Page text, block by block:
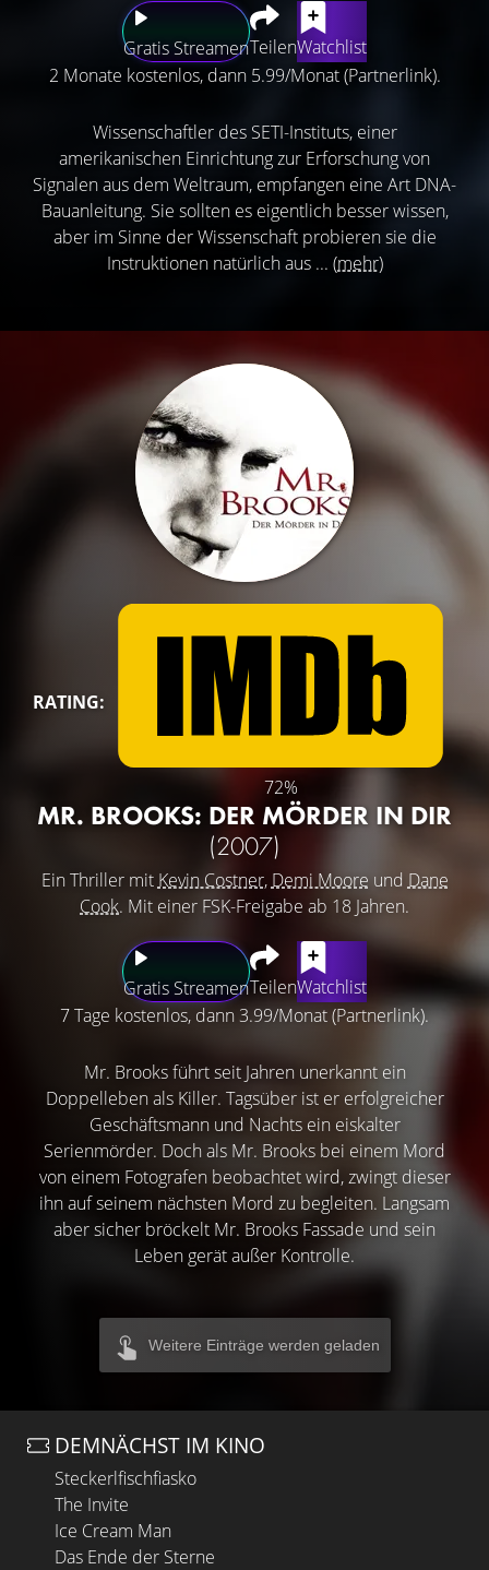
Gratis StreamenTeilenWatchlist
2 Monate kostenlos, dann 5.99/Monat (Partnerlink).
Wissenschaftler des SETI-Instituts, einer
amerikanischen Einrichtung zur Erforschung von
Signalen aus dem Weltraum, empfangen eine Art DNA-
Bauanleitung. Sie sollten es eigentlich besser wissen,
aber im Sinne der Wissenschaft probieren sie die
Instruktionen natürlich aus ... (mehr)
RATING:
72%
MR. BROOKS: DER MÖRDER IN DIR
(2007)
Ein Thriller mit Kevin Costner, Demi Moore und Dane
Cook. Mit einer FSK-Freigabe ab 18 Jahren.
Gratis StreamenTeilenWatchlist
7 Tage kostenlos, dann 3.99/Monat (Partnerlink).
Mr. Brooks führt seit Jahren unerkannt ein
Doppelleben als Killer. Tagsüber ist er erfolgreicher
Geschäftsmann und Nachts ein eiskalter
Serienmörder. Doch als Mr. Brooks bei einem Mord
von einem Fotografen beobachtet wird, zwingt dieser
ihn auf seinem nächsten Mord zu begleiten. Langsam
aber sicher bröckelt Mr. Brooks Fassade und sein
Leben gerät außer Kontrolle.
Weitere Einträge werden geladen
DEMNÄCHST IM KINO
Steckerlfischfiasko
The Invite
Ice Cream Man
Das Ende der Sterne